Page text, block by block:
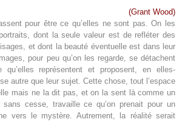
(Grant Wood)
pour être ce qu’elles ne sont pas. On les
dont la seule valeur est de refléter des
et dont la beauté éventuelle est dans leur
pour peu qu’on les regarde, se détachent
représentent et proposent, en elles-
autre que leur sujet. Cette chose, tout l’espace
mais ne la dit pas, et on la sent là comme un
sans cesse, travaille ce qu’on prenait pour un
vers le mystère. Autrement, la réalité serait